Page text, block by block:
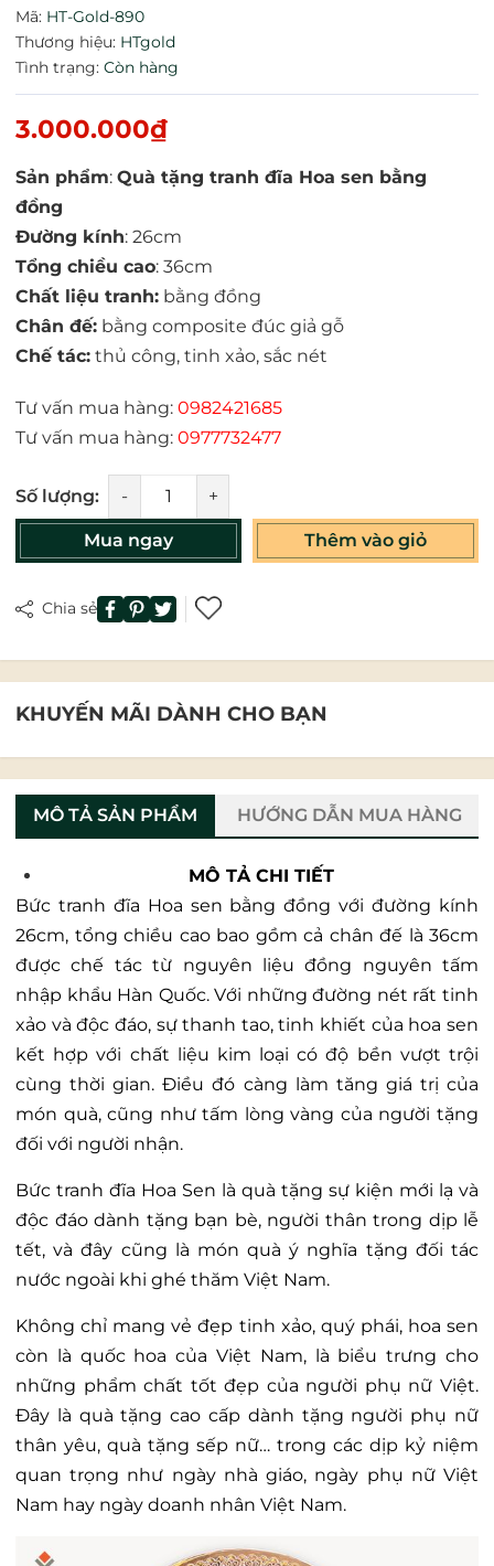
Mã: HT-Gold-890
Thương hiệu: HTgold
Tình trạng: Còn hàng
3.000.000₫
Sản phẩm: Quà tặng tranh đĩa Hoa sen bằng
đồng
Đường kính: 26cm
Tổng chiều cao: 36cm
Chất liệu tranh: bằng đồng
Chân đế: bằng composite đúc giả gỗ
Chế tác: thủ công, tinh xảo, sắc nét
Tư vấn mua hàng: 0982421685
Tư vấn mua hàng: 0977732477
Số lượng: - +
Mua ngay Thêm vào giỏ
Chia sẻ
KHUYẾN MÃI DÀNH CHO BẠN
Ngày hết hạn:
Điều kiện:
MÔ TẢ SẢN PHẨM HƯỚNG DẪN MUA HÀNG
MÔ TẢ CHI TIẾT
Bức tranh đĩa Hoa sen bằng đồng với đường kính
26cm, tổng chiều cao bao gồm cả chân đế là 36cm
được chế tác từ nguyên liệu đồng nguyên tấm
nhập khẩu Hàn Quốc. Với những đường nét rất tinh
xảo và độc đáo, sự thanh tao, tinh khiết của hoa sen
kết hợp với chất liệu kim loại có độ bền vượt trội
cùng thời gian. Điều đó càng làm tăng giá trị của
món quà, cũng như tấm lòng vàng của người tặng
đối với người nhận.
Bức tranh đĩa Hoa Sen là quà tặng sự kiện mới lạ và
độc đáo dành tặng bạn bè, người thân trong dịp lễ
tết, và đây cũng là món quà ý nghĩa tặng đối tác
nước ngoài khi ghé thăm Việt Nam.
Không chỉ mang vẻ đẹp tinh xảo, quý phái, hoa sen
còn là quốc hoa của Việt Nam, là biểu trưng cho
những phẩm chất tốt đẹp của người phụ nữ Việt.
Đây là quà tặng cao cấp dành tặng người phụ nữ
thân yêu, quà tặng sếp nữ… trong các dịp kỷ niệm
quan trọng như ngày nhà giáo, ngày phụ nữ Việt
Nam hay ngày doanh nhân Việt Nam.